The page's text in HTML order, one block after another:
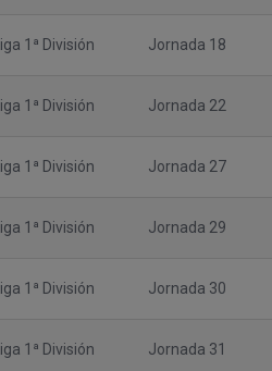
Liga 1ª División Jornada 18
Liga 1ª División Jornada 22
Liga 1ª División Jornada 27
Liga 1ª División Jornada 29
Liga 1ª División Jornada 30
Liga 1ª División Jornada 31